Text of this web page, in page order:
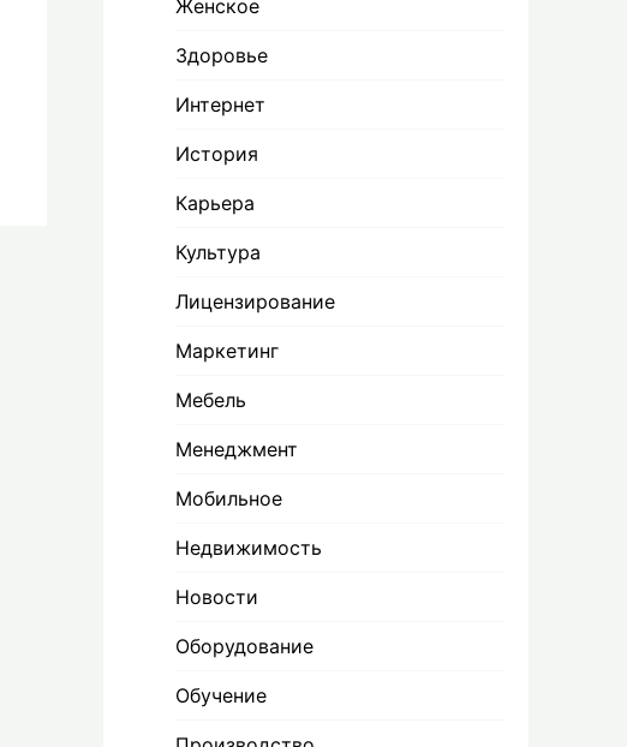
Женское
Здоровье
Интернет
История
Карьера
Культура
Лицензирование
Маркетинг
Мебель
Менеджмент
Мобильное
Недвижимость
Новости
Оборудование
Обучение